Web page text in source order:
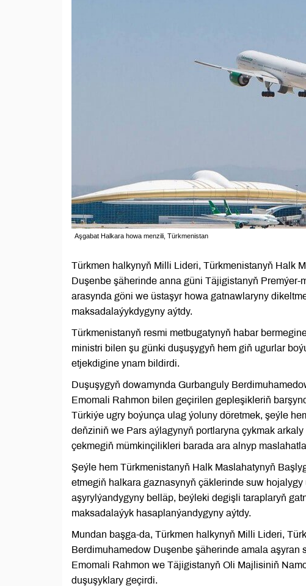
Aşgabat Halkara howa menzili, Türkmenistan
Türkmen halkynyň Milli Lideri, Türkmenistanyň Halk
Duşenbe şäherinde anna güni Täjigistanyň
arasynda göni we üstaşyr howa gatnawlaryny
maksadalaýykdygyny aýtdy.
Türkmenistanyň resmi metbugatynyň habar
ministri bilen şu günki duşuşygyň hem giň ugurlar
etjekdigine ynam bildirdi.
Duşuşygyň dowamynda Gurbanguly
Emomali Rahmon bilen geçirilen gepleşikleriň
Türkiýe ugry boýunça ulag ýoluny döretmek, şeýle
deňziniň we Pars aýlagynyň portlaryna çykmak
çekmegiň mümkinçilikleri barada ara alnyp
Şeýle hem Türkmenistanyň Halk Maslahatynyň
etmegiň halkara gaznasynyň çäklerinde suw
aşyrylýandygyny belläp, beýleki degişli taraplaryň
maksadalaýyk hasaplanýandygyny aýtdy.
Mundan başga-da, Türkmen halkynyň Milli Lideri,
Berdimuhamedow Duşenbe şäherinde amala
Emomali Rahmon we Täjigistanyň Oli Majlisiniň
duşuşyklary geçirdi.